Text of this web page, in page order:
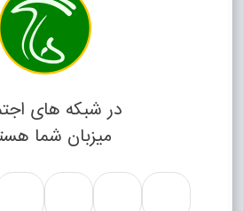
در شبکه های
میزبان شما